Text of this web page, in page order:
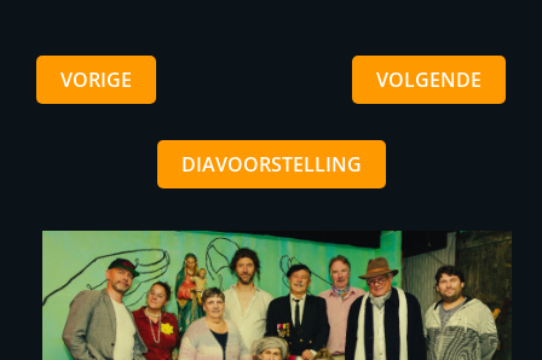
VORIGE VOLGENDE
DIAVOORSTELLING